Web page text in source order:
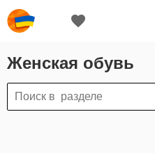
Женская обувь